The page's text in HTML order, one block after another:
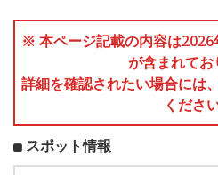
※ 本ページ記載の内容は
が含まれてお
詳細を確認されたい場合には
ください
スポット情報